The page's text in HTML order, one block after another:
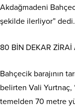
Akdağmadeni
şekilde ilerliyor” dedi.
80 BİN DEKAR ZİRAİ
Bahçecik barajının
belirten Vali Yurtnaç,
temelden 70 metre